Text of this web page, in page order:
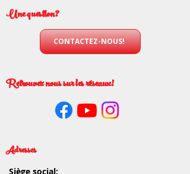
Une question?
CONTACTEZ-NOUS!
Retrouvez nous sur les réseaux!
Adresses
Siège social: